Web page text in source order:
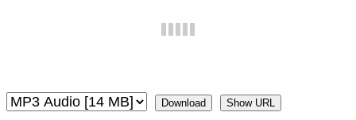
Download Show URL